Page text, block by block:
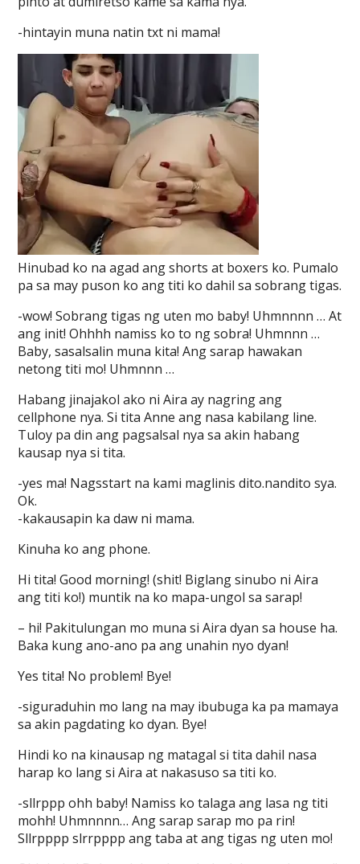
-hintayin muna natin txt ni mama!
Hinubad ko na agad ang shorts at boxers ko. Pumalo
pa sa may puson ko ang titi ko dahil sa sobrang tigas.
-wow! Sobrang tigas ng uten mo baby! Uhmnnnn … At
ang init! Ohhhh namiss ko to ng sobra! Uhmnnn …
Baby, sasalsalin muna kita! Ang sarap hawakan
netong titi mo! Uhmnnn …
Habang jinajakol ako ni Aira ay nagring ang
cellphone nya. Si tita Anne ang nasa kabilang line.
Tuloy pa din ang pagsalsal nya sa akin habang
kausap nya si tita.
-yes ma! Nagsstart na kami maglinis dito.nandito sya.
Ok.
-kakausapin ka daw ni mama.
Kinuha ko ang phone.
Hi tita! Good morning! (shit! Biglang sinubo ni Aira
ang titi ko!) muntik na ko mapa-ungol sa sarap!
– hi! Pakitulungan mo muna si Aira dyan sa house ha.
Baka kung ano-ano pa ang unahin nyo dyan!
Yes tita! No problem! Bye!
-siguraduhin mo lang na may ibubuga ka pa mamaya
sa akin pagdating ko dyan. Bye!
Hindi ko na kinausap ng matagal si tita dahil nasa
harap ko lang si Aira at nakasuso sa titi ko.
-sllrppp ohh baby! Namiss ko talaga ang lasa ng titi
mohh! Uhmnnnn… Ang sarap sarap mo pa rin!
Sllrpppp slrrpppp ang taba at ang tigas ng uten mo!